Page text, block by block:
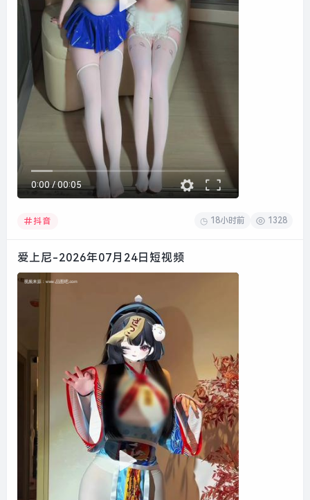
0:00/00:05
抖音 18小时前 1328
爱上尼-2026年07月24日短视频